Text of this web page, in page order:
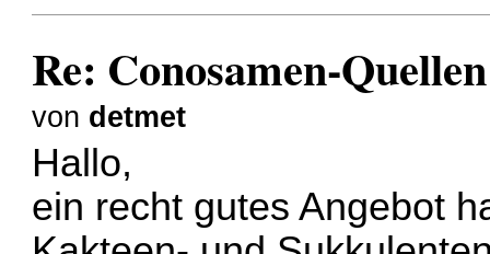
Re: Conosamen-
von detmet
Hallo,
ein recht gutes Angebot